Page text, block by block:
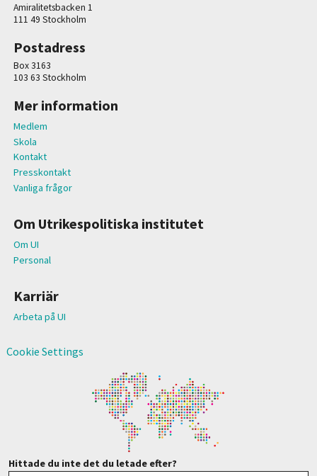
Amiralitetsbacken 1
111 49 Stockholm
Postadress
Box 3163
103 63 Stockholm
Mer information
Medlem
Skola
Kontakt
Presskontakt
Vanliga frågor
Om Utrikespolitiska institutet
Om UI
Personal
Karriär
Arbeta på UI
Cookie Settings
Hittade du inte det du letade efter?